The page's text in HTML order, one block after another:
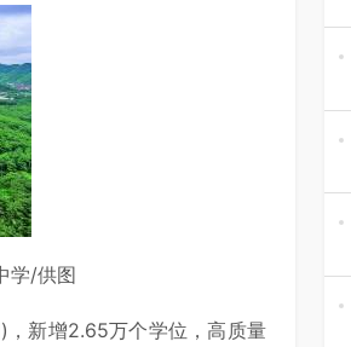
学/供图
新增2.65万个学位，高质量